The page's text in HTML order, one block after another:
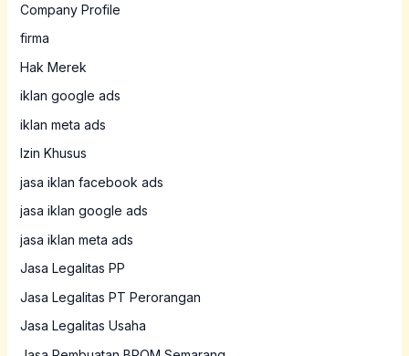
Company Profile
firma
Hak Merek
iklan google ads
iklan meta ads
Izin Khusus
jasa iklan facebook ads
jasa iklan google ads
jasa iklan meta ads
Jasa Legalitas PP
Jasa Legalitas PT Perorangan
Jasa Legalitas Usaha